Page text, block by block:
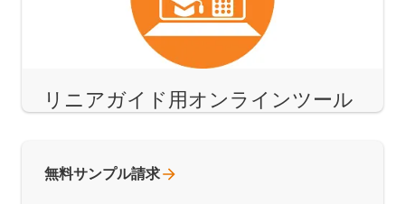
リニアガイド用オンラインツール
無料サンプル請求